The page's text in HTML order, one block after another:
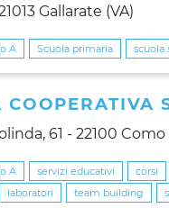
Gallarate (VA)
A Scuola primaria scuola
COOPERATIVA
61 - 22100 Como
A servizi educativi
corsi
laboratori team building